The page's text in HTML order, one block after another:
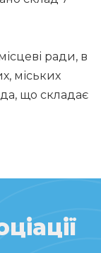
ради, в
міських
що складає